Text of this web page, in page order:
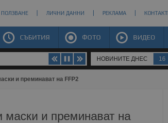
ПОЛЗВАНЕ ЛИЧНИ ДАННИ РЕКЛАМА
СЪБИТИЯ ФОТО ВИДЕО
НОВИНИТЕ ДНЕС 16
и преминават на FFP2
маски и преминават на